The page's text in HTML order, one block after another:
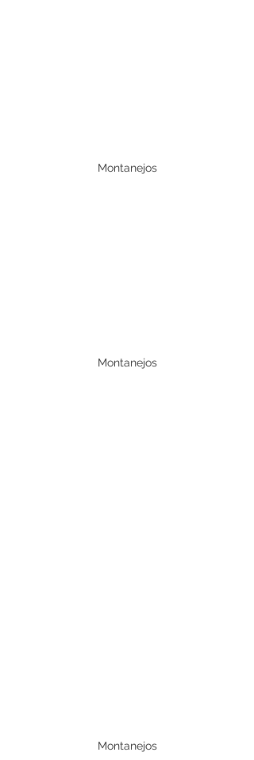
Montanejos
Montanejos
Montanejos